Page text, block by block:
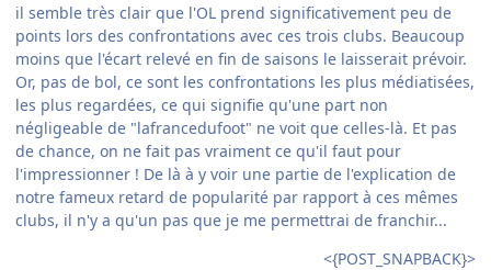
il semble très clair que l'OL prend significativement peu de
points lors des confrontations avec ces trois clubs. Beaucoup
moins que l'écart relevé en fin de saisons le laisserait prévoir.
Or, pas de bol, ce sont les confrontations les plus médiatisées,
les plus regardées, ce qui signifie qu'une part non
négligeable de "lafrancedufoot" ne voit que celles-là. Et pas
de chance, on ne fait pas vraiment ce qu'il faut pour
l'impressionner ! De là à y voir une partie de l'explication de
notre fameux retard de popularité par rapport à ces mêmes
clubs, il n'y a qu'un pas que je me permettrai de franchir...
<{POST_SNAPBACK}>